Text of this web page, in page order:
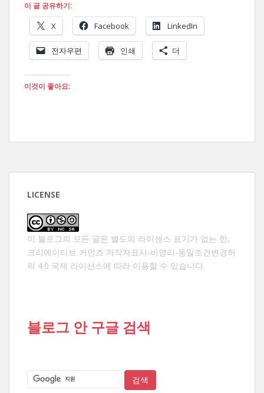
이 글 공유하기:
X Facebook LinkedIn
전자우편 인쇄 더
이것이 좋아요:
LICENSE
이 블로그의 모든 글은 별도의 라이센스 표기가 없는 한,
크리에이티브 커먼즈 저작자표시-비영리-동일조건변경허
락 4.0 국제 라이선스에 따라 이용할 수 있습니다.
블로그 안 구글 검색